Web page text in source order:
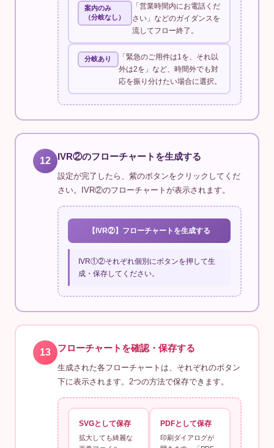
案内のみ
（分岐なし）
「営業時間内にお電話くだ
さい」などのガイダンスを
流してフロー終了。
分岐あり
「緊急のご用件は1を、それ以
外は2を」など、時間外でも対
応を振り分けたい場合に選択。
12 IVR②のフローチャートを生成する
設定が完了したら、紫のボタンをクリックしてくだ
さい。IVR②のフローチャートが表示されます。
【IVR②】フローチャートを生成する
IVR①②それぞれ個別にボタンを押して生
成・保存してください。
13 フローチャートを確認・保存する
生成された各フローチャートは、それぞれのボタン
下に表示されます。2つの方法で保存できます。
SVGとして保存
拡大しても綺麗な
PDFとして保存
印刷ダイアログが